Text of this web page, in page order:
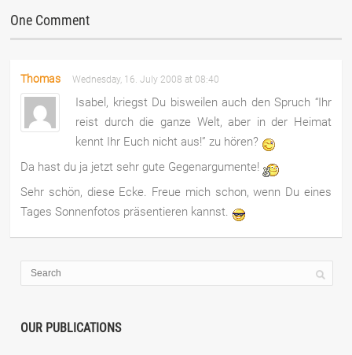
One Comment
Thomas Wednesday, 16. July 2008 at 08:40
Isabel, kriegst Du bisweilen auch den Spruch “Ihr
reist durch die ganze Welt, aber in der Heimat
kennt Ihr Euch nicht aus!” zu hören?
Da hast du ja jetzt sehr gute Gegenargumente!
Sehr schön, diese Ecke. Freue mich schon, wenn Du eines
Tages Sonnenfotos präsentieren kannst.
OUR PUBLICATIONS